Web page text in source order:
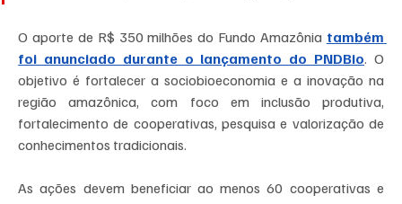
O aporte de R$ 350 milhões do Fundo Amazônia também
foi anunciado durante o lançamento do PNDBio. O
objetivo é fortalecer a sociobioeconomia e a inovação na
região amazônica, com foco em inclusão produtiva,
fortalecimento de cooperativas, pesquisa e valorização de
conhecimentos tradicionais.
As ações devem beneficiar ao menos 60 cooperativas e